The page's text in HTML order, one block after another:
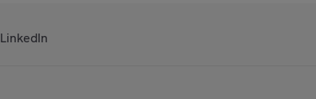
LinkedIn